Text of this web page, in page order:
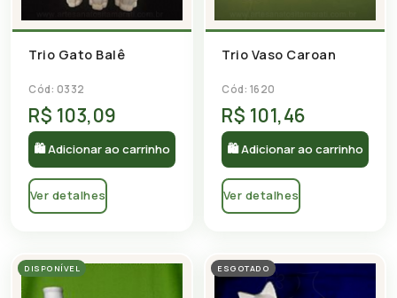
Trio Gato Balê
Cód: 0332
R$ 103,09
🛍 Adicionar ao carrinho
Ver detalhes
Trio Vaso Caroan
Cód: 1620
R$ 101,46
🛍 Adicionar ao carrinho
Ver detalhes
DISPONÍVEL ESGOTADO